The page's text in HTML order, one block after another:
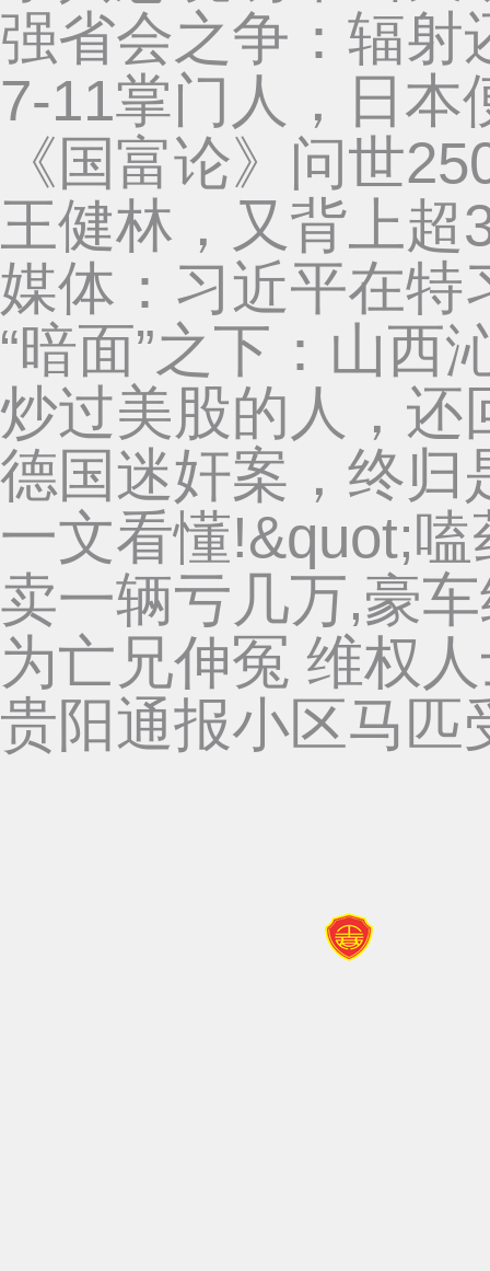
强省会之争：辐射
7-11掌门人，日本
《国富论》问世
王健林，又背上超
媒体：习近平在特
“暗面”之下：山西
炒过美股的人，还
德国迷奸案，终归
一文看懂!&quot;
卖一辆亏几万,豪
为亡兄伸冤 维权
贵阳通报小区马匹